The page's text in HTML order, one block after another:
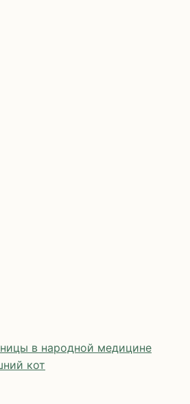
в народной медицине
кот